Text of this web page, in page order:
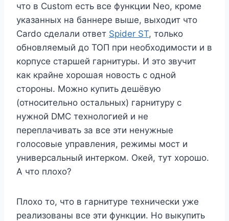
что в Custom есть все функции Neo, кроме
указанных на баннере выше, выходит что
Cardo сделали ответ Spider ST, только
обновляемый до ТОП при необходимости и в
корпусе старшей гарнитуры. И это звучит
как крайне хорошая новость с одной
стороны. Можно купить дешёвую
(относительно остальных) гарнитуру с
нужной DMC технологией и не
переплачивать за все эти ненужные
голосовые управления, режимы мост и
универсальный интерком. Окей, тут хорошо.
А что плохо?
Плохо то, что в гарнитуре технически уже
реализованы все эти функции. Но выкупить